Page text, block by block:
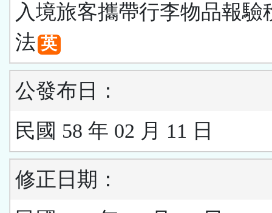
入境旅客攜帶行李物品報驗
法 英
公發布日：
民國 58 年 02 月 11 日
修正日期：